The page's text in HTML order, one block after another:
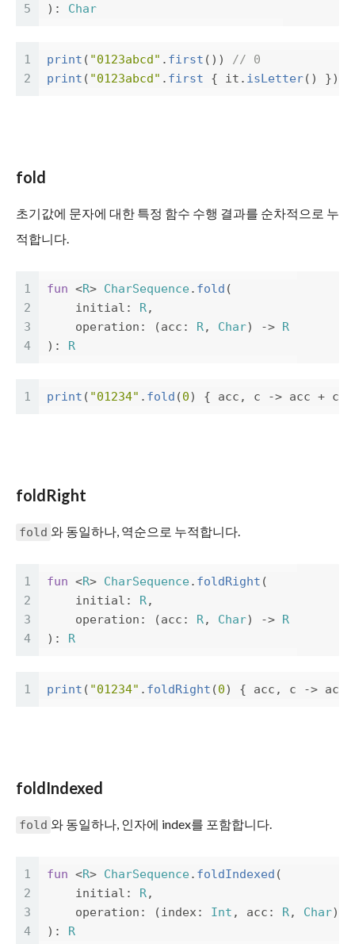
5
):
Char
1
2
print ( "0123abcd" . first ())
// 0
print ( "0123abcd" . first { it . isLetter() })
fold
초기값에 문자에 대한 특정 함수 수행 결과를 순차적으로 누
적합니다.
1
2
3
4
fun <R> CharSequence. fold (
initial : R,
operation : (acc : R, Char) -> R
):
R
1 print ( "01234" . fold (0) { acc , c -> acc + c
foldRight
fold 와 동일하나, 역순으로 누적합니다.
1
2
3
4
fun <R> CharSequence. foldRight (
initial : R,
operation : (acc : R, Char) -> R
):
R
1 print ( "01234" . foldRight (0) { acc , c -> acc
foldIndexed
fold 와 동일하나, 인자에 index를 포함합니다.
1
2
3
4
fun <R> CharSequence. foldIndexed (
initial : R,
operation : (index: Int , acc : R, Char)
):
R